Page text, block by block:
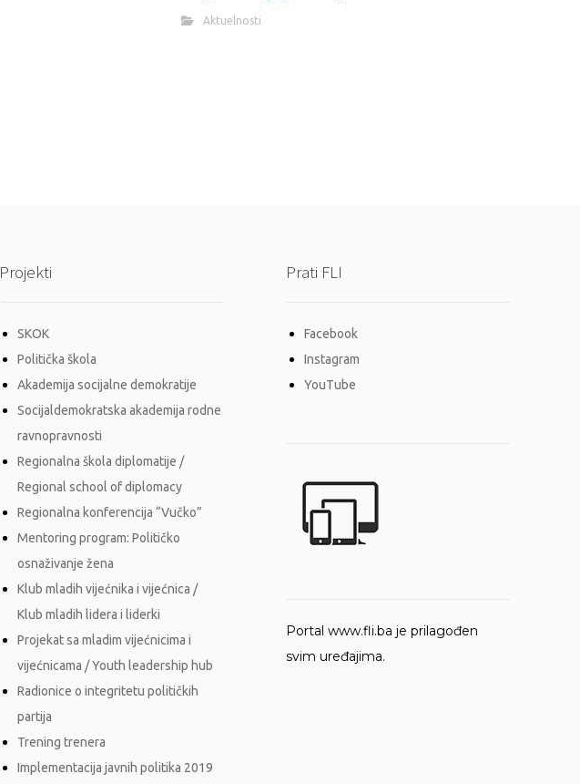
Aktuelnosti
Projekti
SKOK
Politička škola
Akademija socijalne demokratije
Socijaldemokratska akademija rodne
ravnopravnosti
Regionalna škola diplomatije /
Regional school of diplomacy
Regionalna konferencija “Vučko”
Mentoring program: Političko
osnaživanje žena
Klub mladih vijećnika i vijećnica /
Klub mladih lidera i liderki
Projekat sa mladim vijećnicima i
vijećnicama / Youth leadership hub
Radionice o integritetu političkih
partija
Trening trenera
Implementacija javnih politika 2019
Prati FLI
Facebook
Instagram
YouTube
Portal www.fli.ba je prilagođen
svim uređajima.